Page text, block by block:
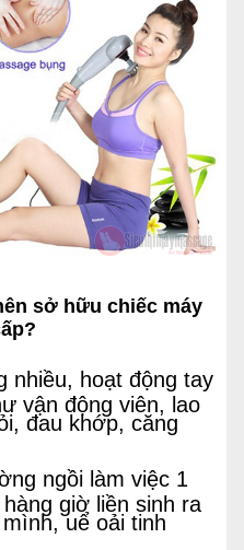
sở hữu chiếc máy
nhiều, hoạt động tay
vận động viên, lao
đau khớp, căng
ngồi làm việc 1
giờ liền sinh ra
uể oải tinh